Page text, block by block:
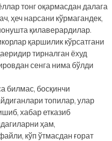
тонг оқармасдан далага
ҳеч нарсани кўрмагандек,
қилаверардилар.
қаршилик кўрсатгани
тирналган ёхуд
сенга нима бўлди
билмас, босқинчи
топилар, улар
хабар етказиб
ҳам,
кўп ўтмасдан ғорат